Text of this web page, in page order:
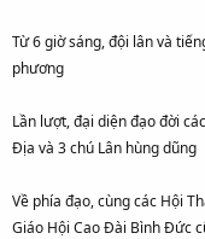
Từ 6 giờ sáng, đội lân và
phương
Lần lượt, đại diện đạo đời
Địa và 3 chú Lân hùng dũng
Về phía đạo, cùng các Hội
Giáo Hội Cao Đài Bình Đức